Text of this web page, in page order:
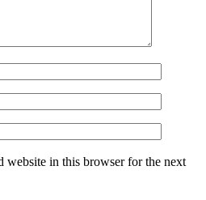
website in this browser for the next